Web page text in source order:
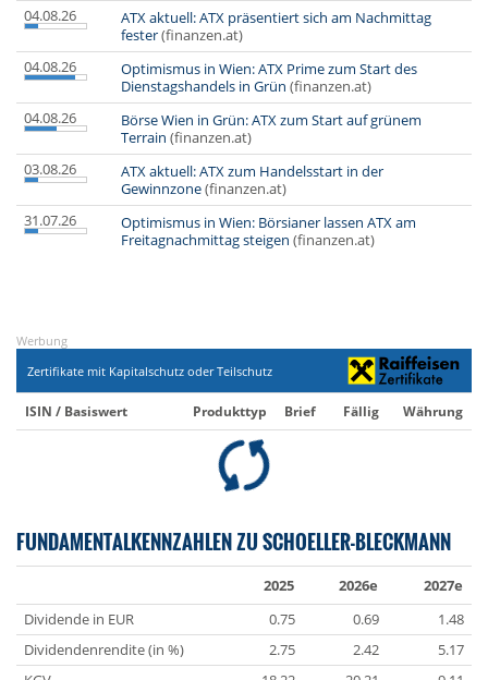
04.08.26
ATX aktuell: ATX präsentiert sich am Nachmittag
fester(finanzen.at)
04.08.26
Optimismus in Wien: ATX Prime zum Start des
Dienstagshandels in Grün (finanzen.at)
04.08.26
Börse Wien in Grün: ATX zum Start auf grünem
Terrain (finanzen.at)
03.08.26
ATX aktuell: ATX zum Handelsstart in der
Gewinnzone(finanzen.at)
31.07.26
Optimismus in Wien: Börsianer lassen ATX am
Freitagnachmittag steigen (finanzen.at)
Werbung
Zertifikate mit Kapitalschutz oder Teilschutz
ISIN / Basiswert Produkttyp Brief Fällig Währung
FUNDAMENTALKENNZAHLEN ZU SCHOELLER-BLECKMANN
2025 2026e
2027e
Dividende in EUR
0.75 0.69
1.48
Dividendenrendite (in %)
2.75 2.42
5.17